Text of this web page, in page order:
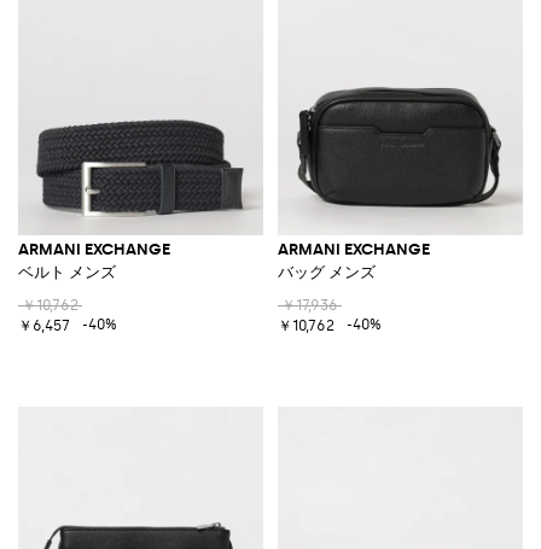
ARMANI EXCHANGE
ベルト メンズ
￥10,762
￥6,457
-40%
ARMANI EXCHANGE
バッグ メンズ
￥17,936
￥10,762
-40%